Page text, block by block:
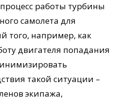
работы турбины
самолета для
того, например, как
двигателя попадания
такой ситуации –
экипажа,